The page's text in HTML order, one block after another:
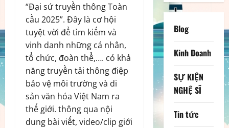
“Đại sứ truyền thông Toàn
cầu 2025”. Đây là cơ hội
tuyệt vời để tìm kiếm và
vinh danh những cá nhân,
tổ chức, đoàn thể,…. có khả
năng truyền tải thông điệp
bảo vệ môi trường và di
sản văn hóa Việt Nam ra
thế giới. thông qua nội
dung bài viết, video/clip giới
Blog
Kinh Doanh
SỰ KIỆN
NGHỆ SĨ
Tin tức